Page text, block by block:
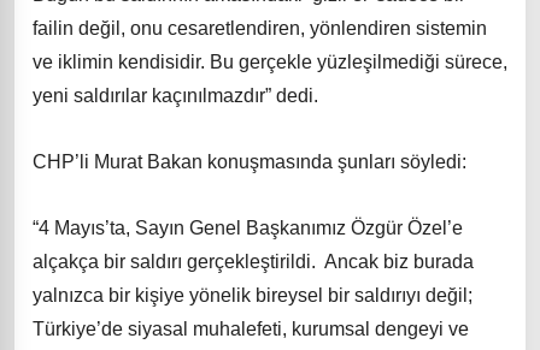
failin değil, onu cesaretlendiren, yönlendiren sistemin
ve iklimin kendisidir. Bu gerçekle yüzleşilmediği sürece,
yeni saldırılar kaçınılmazdır” dedi.
CHP’li Murat Bakan konuşmasında şunları söyledi:
“4 Mayıs’ta, Sayın Genel Başkanımız Özgür Özel’e
alçakça bir saldırı gerçekleştirildi. Ancak biz burada
yalnızca bir kişiye yönelik bireysel bir saldırıyı değil;
Türkiye’de siyasal muhalefeti, kurumsal dengeyi ve